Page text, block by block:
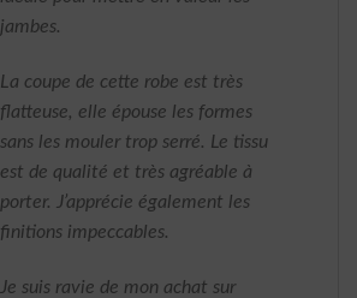
jambes.
La coupe de cette robe est très
flatteuse, elle épouse les formes
sans les mouler trop serré. Le tissu
est de qualité et très agréable à
porter. J’apprécie également les
finitions impeccables.
Je suis ravie de mon achat sur